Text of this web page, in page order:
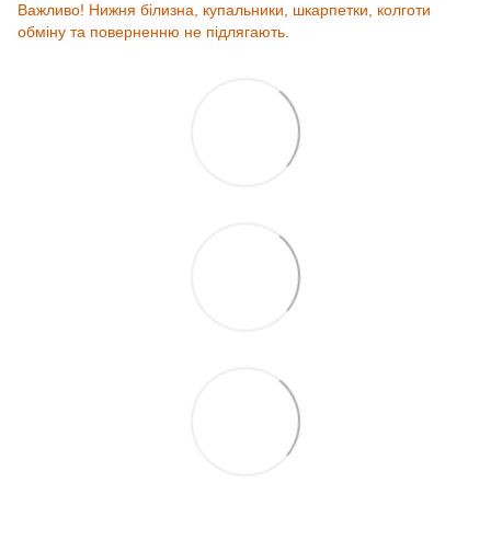
Важливо! Нижня білизна, купальники, шкарпетки, колготи
обміну та поверненню не підлягають.